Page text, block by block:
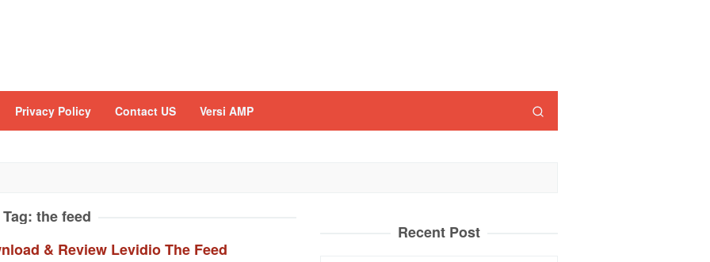
Privacy Policy Contact US Versi AMP
Tag: the feed
& Review Levidio The Feed
Recent Post